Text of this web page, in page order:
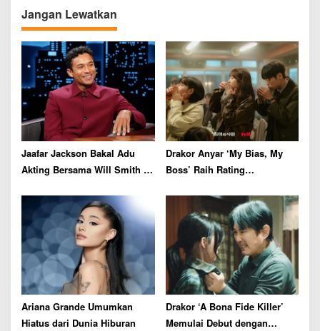
v
i
g
a
t
i
o
n
Jangan Lewatkan
Jaafar Jackson Bakal Adu
Akting Bersama Will Smith di
Drakor Anyar ‘My Bias, My
Boss’ Raih Rating
Ariana Grande Umumkan
Hiatus dari Dunia Hiburan
Drakor ‘A Bona Fide Killer’
Memulai Debut dengan